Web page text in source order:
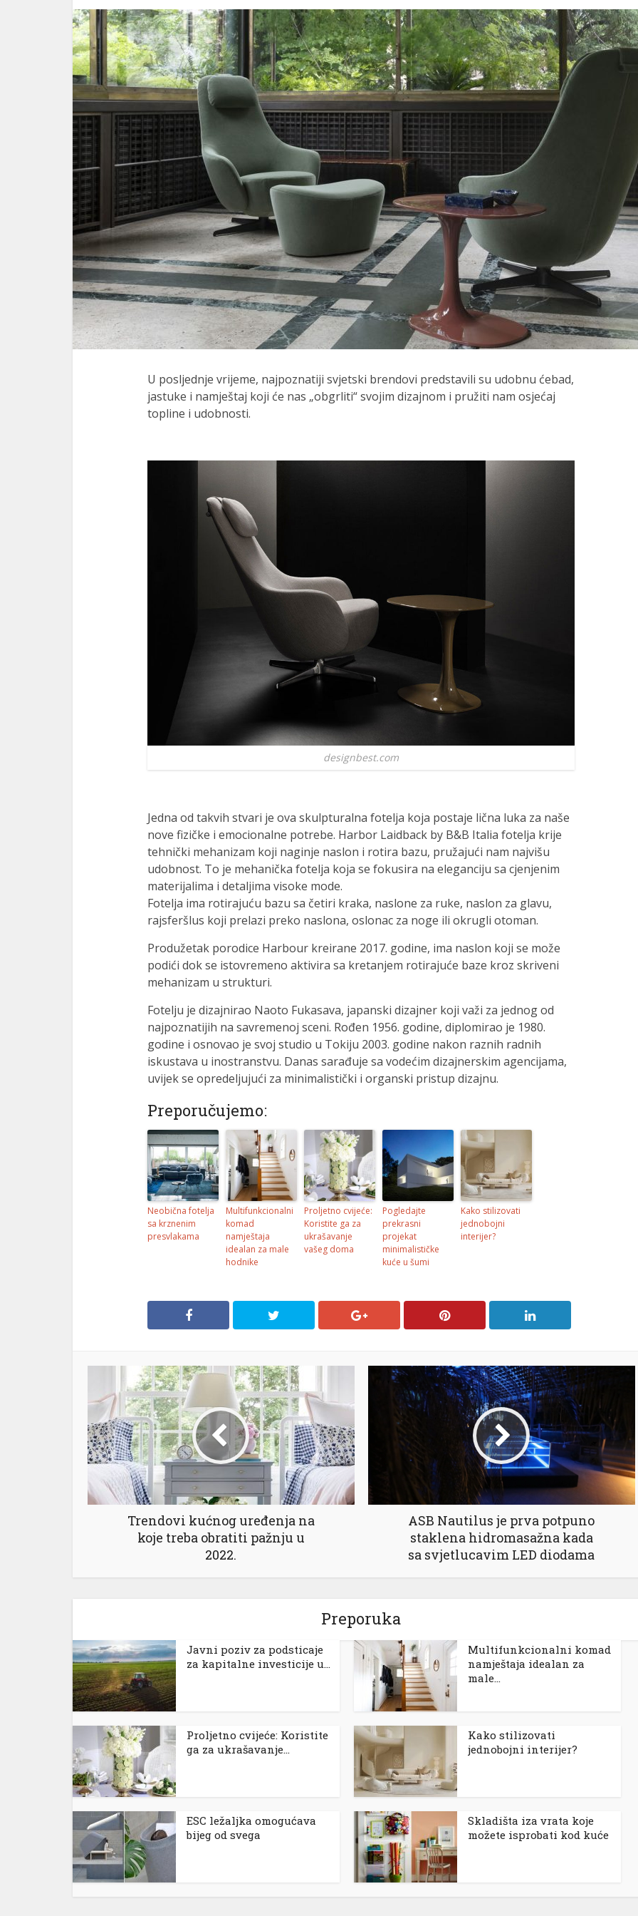
U posljednje vrijeme, najpoznatiji svjetski brendovi predstavili su udobnu ćebad,
jastuke i namještaj koji će nas „obgrliti“ svojim dizajnom i pružiti nam osjećaj
topline i udobnosti.
designbest.com
Jedna od takvih stvari je ova skulpturalna fotelja koja postaje lična luka za naše
nove fizičke i emocionalne potrebe. Harbor Laidback by B&B Italia fotelja krije
tehnički mehanizam koji naginje naslon i rotira bazu, pružajući nam najvišu
udobnost. To je mehanička fotelja koja se fokusira na eleganciju sa cjenjenim
materijalima i detaljima visoke mode.
Fotelja ima rotirajuću bazu sa četiri kraka, naslone za ruke, naslon za glavu,
rajsferšlus koji prelazi preko naslona, oslonac za noge ili okrugli otoman.
Produžetak porodice Harbour kreirane 2017. godine, ima naslon koji se može
podići dok se istovremeno aktivira sa kretanjem rotirajuće baze kroz skriveni
mehanizam u strukturi.
Fotelju je dizajnirao Naoto Fukasava, japanski dizajner koji važi za jednog od
najpoznatijih na savremenoj sceni. Rođen 1956. godine, diplomirao je 1980.
godine i osnovao je svoj studio u Tokiju 2003. godine nakon raznih radnih
iskustava u inostranstvu. Danas sarađuje sa vodećim dizajnerskim agencijama,
uvijek se opredeljujući za minimalistički i organski pristup dizajnu.
Preporučujemo:
Neobična fotelja
sa krznenim
presvlakama
Multifunkcionalni
komad
namještaja
idealan za male
hodnike
Proljetno cvijeće:
Koristite ga za
ukrašavanje
vašeg doma
Pogledajte
prekrasni
projekat
minimalističke
kuće u šumi
Kako stilizovati
jednobojni
interijer?
Trendovi kućnog uređenja na
koje treba obratiti pažnju u
2022.
ASB Nautilus je prva potpuno
staklena hidromasažna kada
sa svjetlucavim LED diodama
Preporuka
Јavni poziv za podsticaje
za kapitalne investicije u...
Multifunkcionalni komad
namještaja idealan za
male...
Proljetno cvijeće: Koristite
ga za ukrašavanje...
Kako stilizovati
jednobojni interijer?
ESC ležaljka omogućava
bijeg od svega
Skladišta iza vrata koje
možete isprobati kod kuće